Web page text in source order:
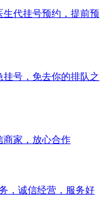
代挂号预约，提前预
号，免去你的排队之
商家，放心合作
，诚信经营，服务好